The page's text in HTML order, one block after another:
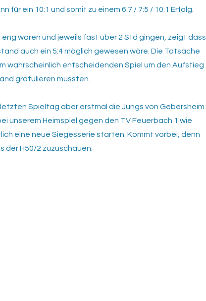
für ein 10:1 und somit zu einem 6:7 / 7:5 / 10:1 Erfolg.
waren und jeweils fast über 2 Std gingen, zeigt dass
auch ein 5:4 möglich gewesen wäre. Die Tatsache
wahrscheinlich entscheidenden Spiel um den Aufstieg
gratulieren mussten.
Spieltag aber erstmal die Jungs von Gebersheim
unserem Heimspiel gegen den TV Feuerbach 1 wie
eine neue Siegesserie starten. Kommt vorbei, denn
der H50/2 zuzuschauen.